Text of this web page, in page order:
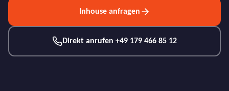
Inhouse anfragen
Direkt anrufen +49 179 466 85 12